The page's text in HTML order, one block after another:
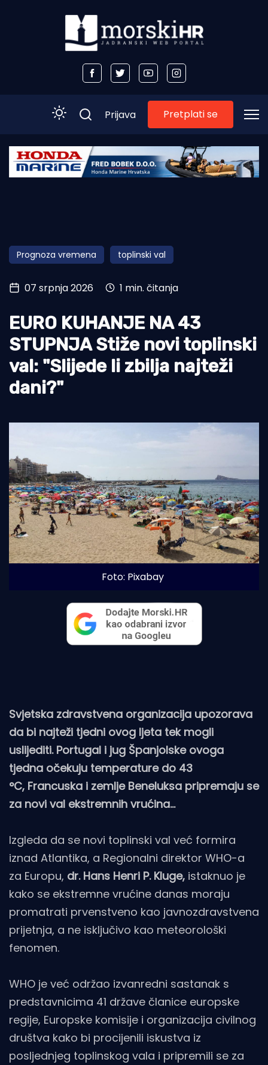
Početna
Obala
Otoci
Turizam i nautika
Pomorstvo
Ribolov
Ekologija
Tradicija i kultura
Prijava Pretplati se
Prognoza vremena toplinski val
07 srpnja 2026 1 min. čitanja
EURO KUHANJE NA 43
STUPNJA Stiže novi toplinski
val: "Slijede li zbilja najteži
dani?"
Foto: Pixabay
Svjetska zdravstvena organizacija upozorava
da bi najteži tjedni ovog ljeta tek mogli
uslijediti. Portugal i jug Španjolske ovoga
tjedna očekuju temperature do 43
°C, Francuska i zemlje Beneluksa pripremaju se
za novi val ekstremnih vrućina...
Izgleda da se novi toplinski val već formira
iznad Atlantika, a Regionalni direktor WHO-a
za Europu, dr. Hans Henri P. Kluge, istaknuo je
kako se ekstremne vrućine danas moraju
promatrati prvenstveno kao javnozdravstvena
prijetnja, a ne isključivo kao meteorološki
fenomen.
WHO je već održao izvanredni sastanak s
predstavnicima 41 države članice europske
regije, Europske komisije i organizacija civilnog
društva kako bi procijenili iskustva iz
posljednjeg toplinskog vala i pripremili se za